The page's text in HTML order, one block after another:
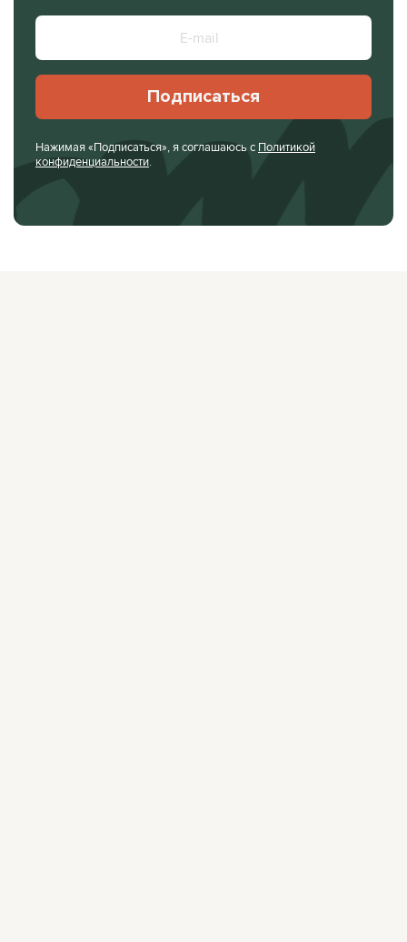
Подписаться
Нажимая «Подписаться», я соглашаюсь с Политикой
конфиденциальности.